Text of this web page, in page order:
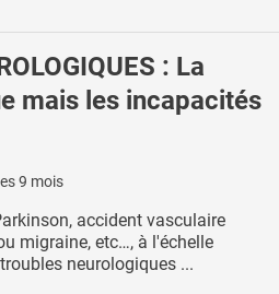
: La
mais les incapacités
9 mois
accident vasculaire
migraine, etc…, à l'échelle
neurologiques ...